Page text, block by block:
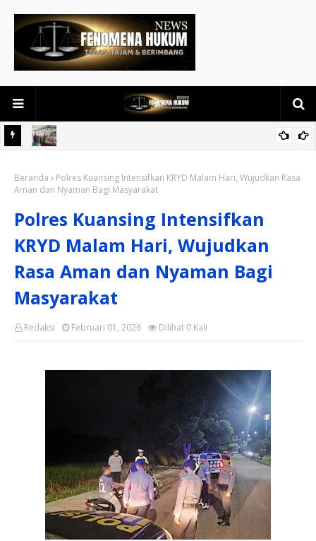
Kesehatan Gratis untuk Warga Binaan dan Masyarakat
Beranda
Polres Kuansing Intensifkan KRYD Malam Hari, Wujudkan Rasa
Aman dan Nyaman Bagi Masyarakat
Polres Kuansing Intensifkan
KRYD Malam Hari, Wujudkan
Rasa Aman dan Nyaman Bagi
Masyarakat
Redaksi Dilihat 0 Kali
Februari 01, 2026